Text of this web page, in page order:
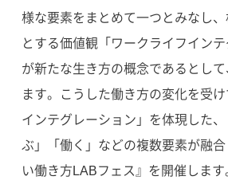
様な要素をまとめて一つとみなし
とする価値観「ワークライフイン
が新たな生き方の概念であるとし
ます。こうした働き方の変化を受
インテグレーション」を体現した
ぶ」「働く」などの複数要素が融
い働き方LABフェス』を開催します